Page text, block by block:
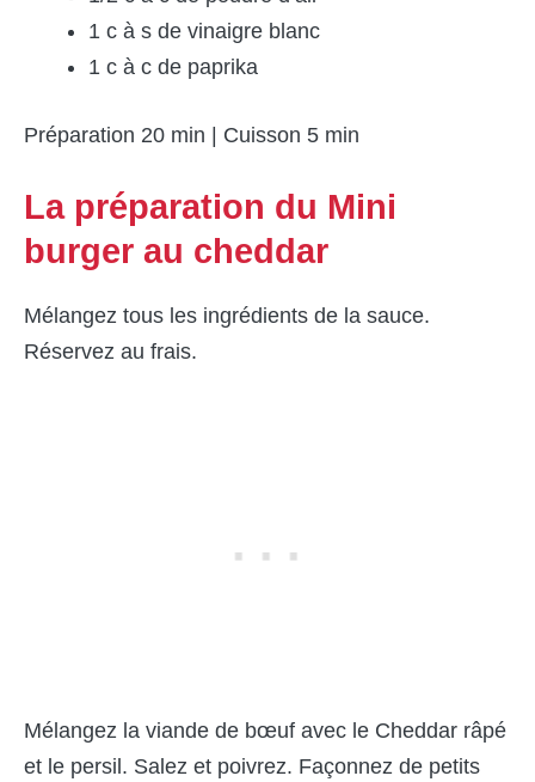
1 c à s de vinaigre blanc
1 c à c de paprika
Préparation 20 min | Cuisson 5 min
La préparation du Mini
burger au cheddar
Mélangez tous les ingrédients de la sauce.
Réservez au frais.
Mélangez la viande de bœuf avec le Cheddar râpé
et le persil. Salez et poivrez. Façonnez de petits